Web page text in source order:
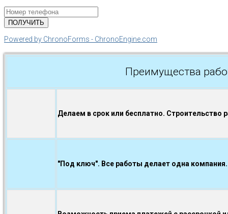
Powered by ChronoForms - ChronoEngine.com
Преимущества
Делаем в срок или бесплатно. Строительство
"Под ключ". Все работы делает одна компания.